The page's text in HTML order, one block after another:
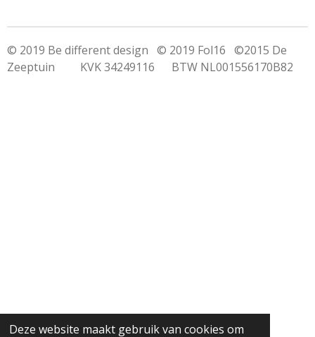
Deze website maakt gebruik van cookies om
© 2019 Be different design © 2019 Fol16 ©2015 De
Zeeptuin KVK 34249116 BTW NL001556170B82